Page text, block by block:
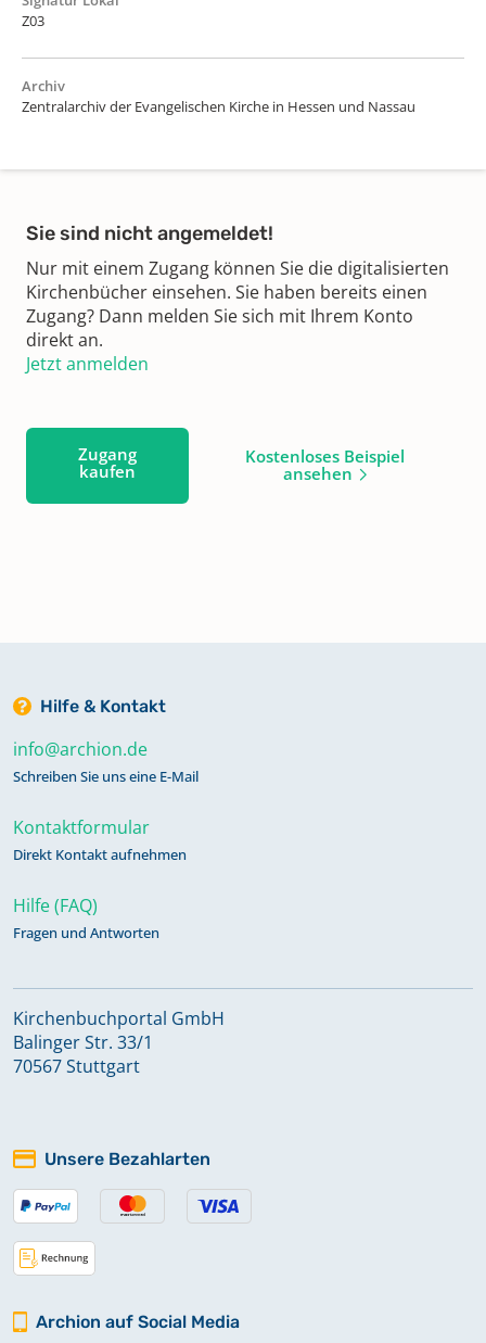
Z03
Archiv
Zentralarchiv der Evangelischen Kirche in Hessen und Nassau
Sie sind nicht angemeldet!
Nur mit einem Zugang können Sie die digitalisierten
Kirchenbücher einsehen. Sie haben bereits einen
Zugang? Dann melden Sie sich mit Ihrem Konto
direkt an.
Jetzt anmelden
Zugang
kaufen
Kostenloses Beispiel
ansehen
Hilfe & Kontakt
info@archion.de
Schreiben Sie uns eine E-Mail
Kontaktformular
Direkt Kontakt aufnehmen
Hilfe (FAQ)
Fragen und Antworten
Kirchenbuchportal GmbH
Balinger Str. 33/1
70567 Stuttgart
Unsere Bezahlarten
Archion auf Social Media